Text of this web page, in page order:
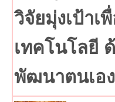
วิจัยมุ่งเป้า
เทคโนโลยี
พัฒนาตนเอง